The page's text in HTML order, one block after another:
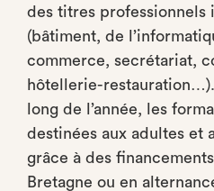
des titres professionnels
(bâtiment, de
commerce, secrétariat,
hôtellerie-
long de l’année, les
destinées aux adultes et
grâce à des
Bretagne ou en